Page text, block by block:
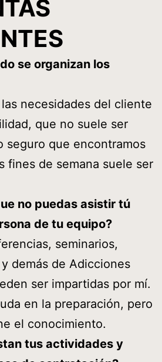
se organizan los
necesidades del cliente
que no suele ser
seguro que encontramos
fines de semana suele ser
no puedas asistir tú
de tu equipo?
seminarios,
demás de Adicciones
ser impartidas por mí.
en la preparación, pero
el conocimiento.
tus actividades y